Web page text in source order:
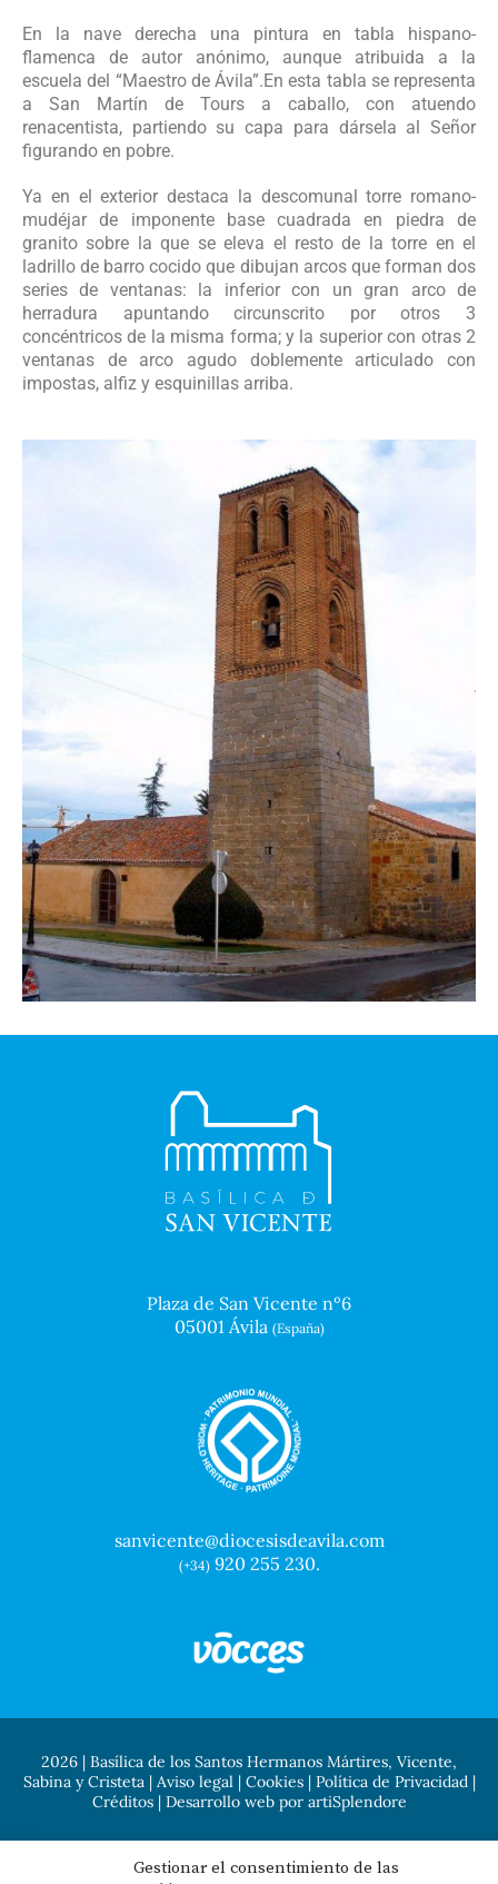
Gestionar el consentimiento de las
En la nave derecha una pintura en tabla hispano-
flamenca de autor anónimo, aunque atribuida a la
escuela del “Maestro de Ávila”.En esta tabla se representa
a San Martín de Tours a caballo, con atuendo
renacentista, partiendo su capa para dársela al Señor
figurando en pobre.
Ya en el exterior destaca la descomunal torre romano-
mudéjar de imponente base cuadrada en piedra de
granito sobre la que se eleva el resto de la torre en el
ladrillo de barro cocido que dibujan arcos que forman dos
series de ventanas: la inferior con un gran arco de
herradura apuntando circunscrito por otros 3
concéntricos de la misma forma; y la superior con otras 2
ventanas de arco agudo doblemente articulado con
impostas, alfiz y esquinillas arriba.
Plaza de San Vicente nº6
05001 Ávila (España)
sanvicente@diocesisdeavila.com
(+34)920 255 230.
2026 | Basílica de los Santos Hermanos Mártires, Vicente,
Sabina y Cristeta | Aviso legal| Cookies| Política de Privacidad|
Créditos| Desarrollo web por artiSplendore